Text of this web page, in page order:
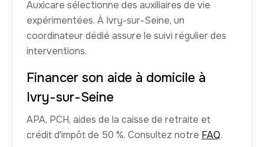
Auxicare sélectionne des auxiliaires de vie
expérimentées. À Ivry-sur-Seine, un
coordinateur dédié assure le suivi régulier des
interventions.
Financer son aide à domicile à
Ivry-sur-Seine
APA, PCH, aides de la caisse de retraite et
crédit d'impôt de 50 %. Consultez notre FAQ.